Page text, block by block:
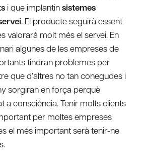
i que implantinsistemes
. El producte seguirà essent
valorarà molt més el servei. En
algunes de les empreses de
tindran problemes per
que d’altres no tan conegudes i
sorgiran en força perquè
a consciència. Tenir molts clients
per moltes empreses
el més important serà tenir-ne